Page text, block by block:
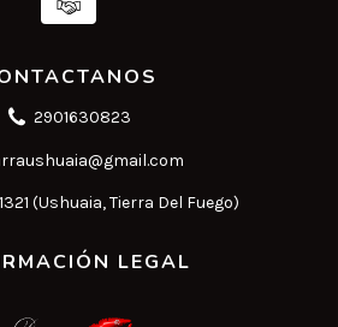
2901630823
(Ushuaia, Tierra Del Fuego)
LEGAL